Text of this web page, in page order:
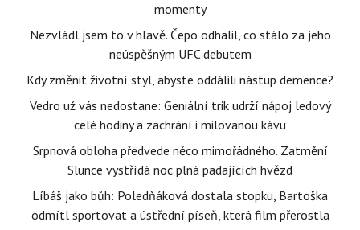
momenty
Nezvládl jsem to v hlavě. Čepo odhalil, co stálo za jeho
neúspěšným UFC debutem
Kdy změnit životní styl, abyste oddálili nástup demence?
Vedro už vás nedostane: Geniální trik udrží nápoj ledový
celé hodiny a zachrání i milovanou kávu
Srpnová obloha předvede něco mimořádného. Zatmění
Slunce vystřídá noc plná padajících hvězd
Líbáš jako bůh: Poledňáková dostala stopku, Bartoška
odmítl sportovat a ústřední píseň, která film přerostla